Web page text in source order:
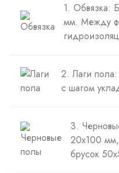
1. Обвязка:
мм. Между
2. Лаги
с шагом
3.
20х100 мм,
брусок